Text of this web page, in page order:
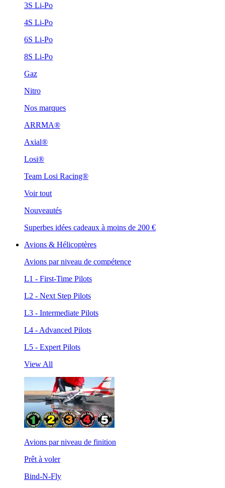
3S Li-Po
4S Li-Po
6S Li-Po
8S Li-Po
Gaz
Nitro
Nos marques
ARRMA®
Axial®
Losi®
Team Losi Racing®
Voir tout
Nouveautés
Superbes idées cadeaux à moins de 200 €
Avions & Hélicoptères
Avions par niveau de compétence
L1 - First-Time Pilots
L2 - Next Step Pilots
L3 - Intermediate Pilots
L4 - Advanced Pilots
L5 - Expert Pilots
View All
Avions par niveau de finition
Prêt à voler
Bind-N-Fly